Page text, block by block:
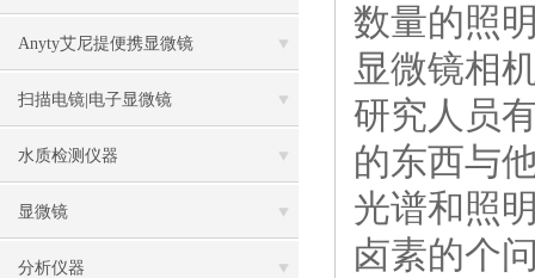
Anyty艾尼提便携显微镜
扫描电镜|电子显微镜
水质检测仪器
显微镜
分析仪器
数量的照
显微镜相
研究人员
的东西与
光谱和照
卤素的个